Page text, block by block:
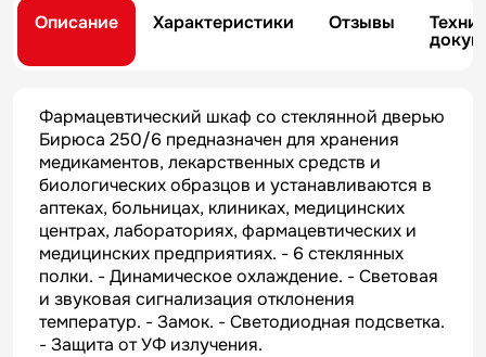
Описание Характеристики Отзывы
Фармацевтический шкаф со стеклянной дверью
Бирюса 250/6 предназначен для хранения
медикаментов, лекарственных средств и
биологических образцов и устанавливаются в
аптеках, больницах, клиниках, медицинских
центрах, лабораториях, фармацевтических и
медицинских предприятиях. - 6 стеклянных
полки. - Динамическое охлаждение. - Световая
и звуковая сигнализация отклонения
температур. - Замок. - Светодиодная подсветка.
- Защита от УФ излучения.